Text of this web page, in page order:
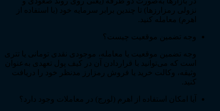
نزولی رمزارزها) تا چندین برابر سرمایه خود (با استفاده از
اهرم) معامله کنید.
وجه تضمین موقعیت چیست؟
وجه تضمین موقعیت یا معامله، موجودی نقدی تومانی یا تتری
است که می‌توانید با قراردادن آن در کیف پول تعهدی به‌عنوان
وثیقه، وکالت خرید یا فروش رمزارز مدنظر خود را دریافت
کنید.
آیا امکان استفاده از اهرم (لورج) در معاملات وجود دارد؟